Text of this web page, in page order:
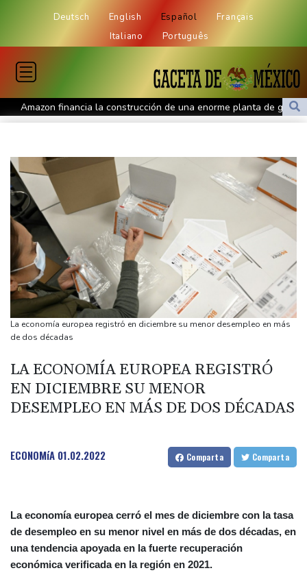
Deutsch English Español
Français
Italiano
Português
Amazon financia la construcción de una enorme planta de gas
en EEUU para centros de datos
políticos en Venezuela
Mueren seis miembros de grupos ilegales en los primeros
combates del nuevo gobierno de Colombia
El tifón Dolphin se debilita, pero interrumpe el transporte en el
este de China
El sindicato de prensa venezolano denuncia una agresión a una
periodista en el inicio del diálogo político
La deforestación en la Amazonía brasileña registró un nuevo
récord mínimo
Tifón Dolphin se debilita pero interrumpe el transporte en el este
Controlan el incendio que arrasó el sureste de Francia durante
18 días
Fonseca pierde y Latinoamérica se queda sin presencia en el
Incendio sin tregua por octavo día en parque nacional de
La economía europea registró en diciembre su menor desempleo en más
de dos décadas
LA ECONOMÍA EUROPEA REGISTRÓ
EN DICIEMBRE SU MENOR
DESEMPLEO EN MÁS DE DOS DÉCADAS
ECONOMíA 01.02.2022 Comparta Comparta
La economía europea cerró el mes de diciembre con la tasa
de desempleo en su menor nivel en más de dos décadas, en
una tendencia apoyada en la fuerte recuperación
económica verificada en la región en 2021.